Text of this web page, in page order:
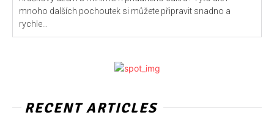
mnoho dalších pochoutek si můžete připravit snadno a
rychle...
RECENT ARTICLES